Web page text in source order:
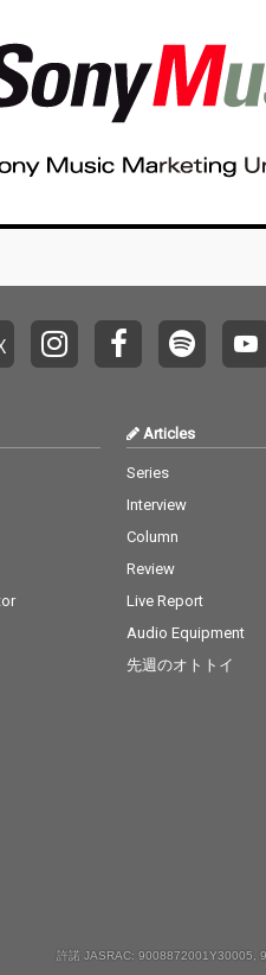
Articles
Series
Interview
Column
Review
Live Report
Audio Equipment
先週のオトトイ
許諾 JASRAC: 9008872001Y30005,